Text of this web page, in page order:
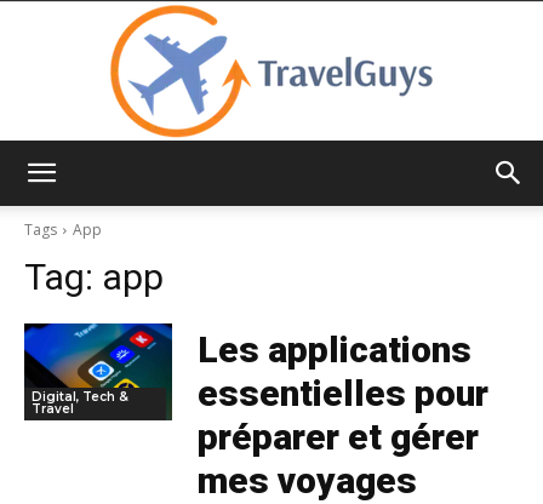
Tags
App
Tag: app
Digital, Tech &
Travel
Les applications
essentielles pour
préparer et gérer
mes voyages